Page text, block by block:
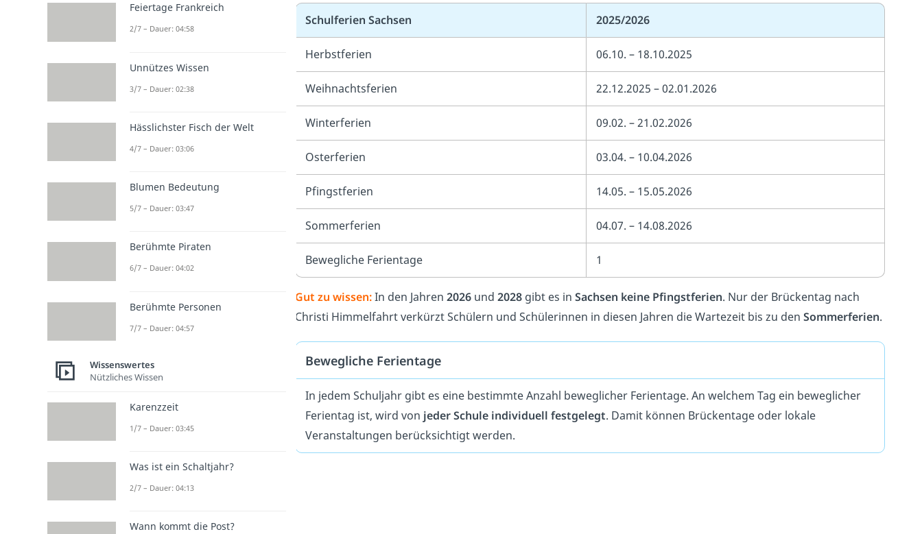
Schulferien Sachsen 2025/2026
Herbstferien 06.10. – 18.10.2025
Weihnachtsferien 22.12.2025 – 02.01.2026
Winterferien 09.02. – 21.02.2026
Osterferien 03.04. – 10.04.2026
Pfingstferien 14.05. – 15.05.2026
Sommerferien 04.07. – 14.08.2026
Bewegliche Ferientage 1
Gut zu wissen:In den Jahren 2026 und 2028 gibt es in Sachsen keine Pfingstferien. Nur der Brückentag nach
Christi Himmelfahrt verkürzt Schülern und Schülerinnen in diesen Jahren die Wartezeit bis zu den Sommerferien.
Bewegliche Ferientage
In jedem Schuljahr gibt es eine bestimmte Anzahl beweglicher Ferientage. An welchem Tag ein beweglicher
Ferientag ist, wird von jeder Schule individuell festgelegt. Damit können Brückentage oder lokale
Veranstaltungen berücksichtigt werden.
Feiertage Frankreich
2/7 – Dauer: 04:58
Unnützes Wissen
3/7 – Dauer: 02:38
Hässlichster Fisch der Welt
4/7 – Dauer: 03:06
Blumen Bedeutung
5/7 – Dauer: 03:47
Berühmte Piraten
6/7 – Dauer: 04:02
Berühmte Personen
7/7 – Dauer: 04:57
Wissenswertes
Nützliches Wissen
Karenzzeit
1/7 – Dauer: 03:45
Was ist ein Schaltjahr?
2/7 – Dauer: 04:13
Wann kommt die Post?